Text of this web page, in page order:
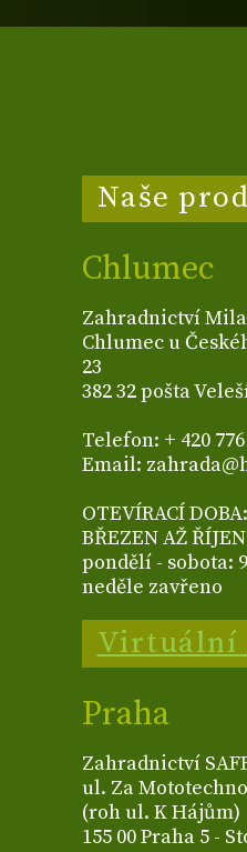
Naše
Chlumec
Zahradnictví
Chlumec u
23
382 32 pošta
Telefon: + 420 776
Email:
OTEVÍRACÍ DOBA:
BŘEZEN AŽ ŘÍJEN
pondělí - sobota:
neděle zavřeno
Virtuální
Praha
Zahradnictví
ul. Za
(roh ul. K Hájům)
155 00 Praha 5 -